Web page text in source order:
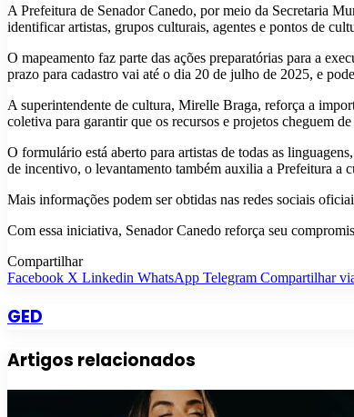
A Prefeitura de Senador Canedo, por meio da Secretaria
identificar artistas, grupos culturais, agentes e pontos de
O mapeamento faz parte das ações preparatórias para a
prazo para cadastro vai até o dia 20 de julho de 2025, e
A superintendente de cultura, Mirelle Braga, reforça a
coletiva para garantir que os recursos e projetos cheguem
O formulário está aberto para artistas de todas as
de incentivo, o levantamento também auxilia a Prefeitura a
Mais informações podem ser obtidas nas redes sociais
Com essa iniciativa, Senador Canedo reforça seu
Compartilhar
Facebook X Linkedin WhatsApp Telegram Compartilhar
GED
Artigos relacionados